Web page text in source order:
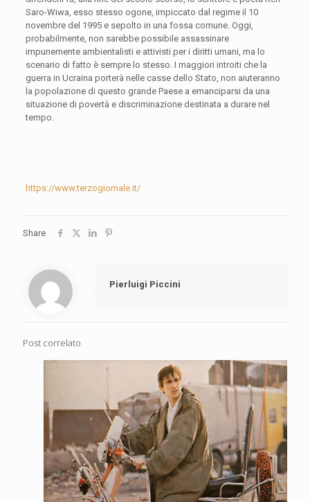
Saro-Wiwa, esso stesso ogone, impiccato dal regime il 10
novembre del 1995 e sepolto in una fossa comune. Oggi,
probabilmente, non sarebbe possibile assassinare
impunemente ambientalisti e attivisti per i diritti umani, ma lo
scenario di fatto è sempre lo stesso. I maggiori introiti che la
guerra in Ucraina porterà nelle casse dello Stato, non aiuteranno
la popolazione di questo grande Paese a emanciparsi da una
situazione di povertà e discriminazione destinata a durare nel
tempo.
https://www.terzogiornale.it/
Share
Pierluigi Piccini
Post correlato